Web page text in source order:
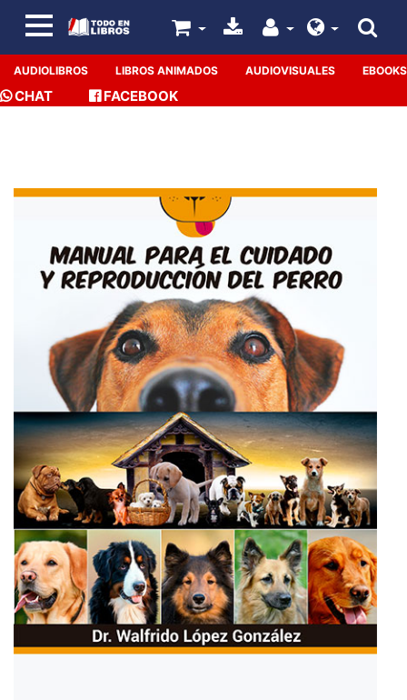
AUDIOLIBROS LIBROS ANIMADOS AUDIOVISUALES EBOOKS
CHAT FACEBOOK